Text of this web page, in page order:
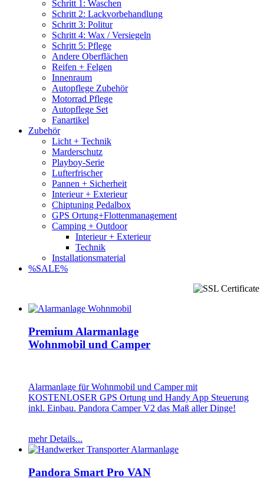
Schritt 1: Waschen
Schritt 2: Lackvorbehandlung
Schritt 3: Politur
Schritt 4: Wax / Versiegeln
Schritt 5: Pflege
Andere Oberflächen
Reifen + Felgen
Innenraum
Autopflege Zubehör
Motorrad Pflege
Autopflege Set
Fanartikel
Zubehör
Licht + Technik
Marderschutz
Playboy-Serie
Lufterfrischer
Pannen + Sicherheit
Interieur + Exterieur
Chiptuning Pedalbox
GPS Ortung+Flottenmanagement
Camping + Outdoor
Interieur + Exterieur
Technik
Installationsmaterial
%SALE%
Premium Alarmanlage
Wohnmobil und Camper
Alarmanlage für Wohnmobil und Camper mit
KOSTENLOSER GPS Ortung und Handy App Steuerung
inkl. Einbau. Pandora Camper V2 das Maß aller Dinge!
mehr Details...
Pandora Smart Pro VAN